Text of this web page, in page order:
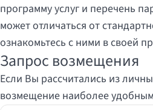
программу услуг и перечень
может отличаться от
ознакомьтесь с ними в своей
Запрос возмещения
Если Вы рассчитались из
возмещение наиболее